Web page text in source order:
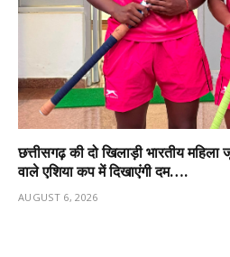
छत्तीसगढ़ की दो खिलाड़ी भारतीय महिला
वाले एशिया कप में दिखाएंगी दम….
AUGUST 6, 2026